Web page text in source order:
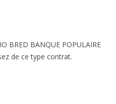
BRED BANQUE POPULAIRE
de ce type contrat.